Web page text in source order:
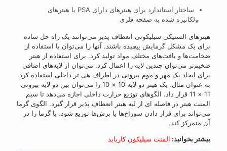
ساختار استاندارد برای هیترهای دارای PSA یا هیترهای
ولکانیزه شده به صفحه فلزی
هیترهای الستیکی سیلیکونی انعطاف پذیر می‌توانند یک راه حل ساده
برای یک مشکل گرمایش پیچیده باشند. آنها را می‌توان با استفاده از
ضخامت‌ها و بافت‌های مختلف مواد تولید کرد. برای استفاده از هیتر
ضخیم‌تر می‌توان چندین لایه را اعمال کرد. می‌توان از لایه‌های اضافی
برای ایجاد یک مهر و موم بیرونی در اطراف هی تر داخلی استفاده کرد.
به عنوان مثال، یک هیتر دو لایه 10 × 10 را می‌توان بین دو لایه بیرونی
11 × 11 قرار داد. الگوهای توزیع حرارت داخلی اجازه می‌دهد تا سیم
المنت هیتر در فاصله ای از لبه هیتر انعطاف پذیر قرار گیرد. الگوی گرما
می‌تواند برای قرار دادن سوراخ‌ها یا برش‌ها توزیع شود، یا گرما را در
آن متمرکز کند.
بیشتر بخوانید: المنت سیلیکون کارباید